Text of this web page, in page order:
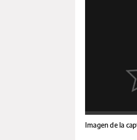
Imagen de la